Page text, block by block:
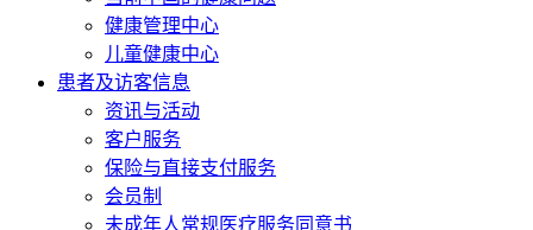
健康管理中心
儿童健康中心
患者及访客信息
资讯与活动
客户服务
保险与直接支付服务
会员制
未成年人常规医疗服务同意书